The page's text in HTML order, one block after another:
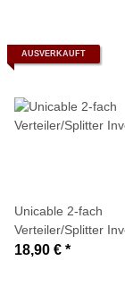
AUSVERKAUFT
Unicable 2-fach
Verteiler/Splitter
USP1O5-OUO2O-
18,90 € *